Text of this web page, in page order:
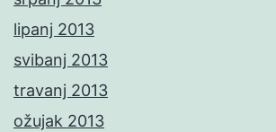
lipanj 2013
svibanj 2013
travanj 2013
ožujak 2013